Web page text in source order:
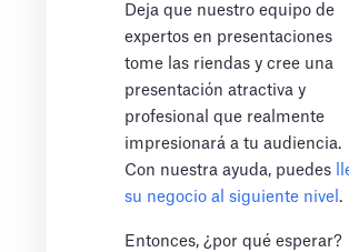
Deja que nuestro equipo de
expertos en presentaciones
tome las riendas y cree una
presentación atractiva y
profesional que realmente
impresionará a tu audiencia.
Con nuestra ayuda, puedes
su negocio al siguiente nivel.
Entonces, ¿por qué esperar?